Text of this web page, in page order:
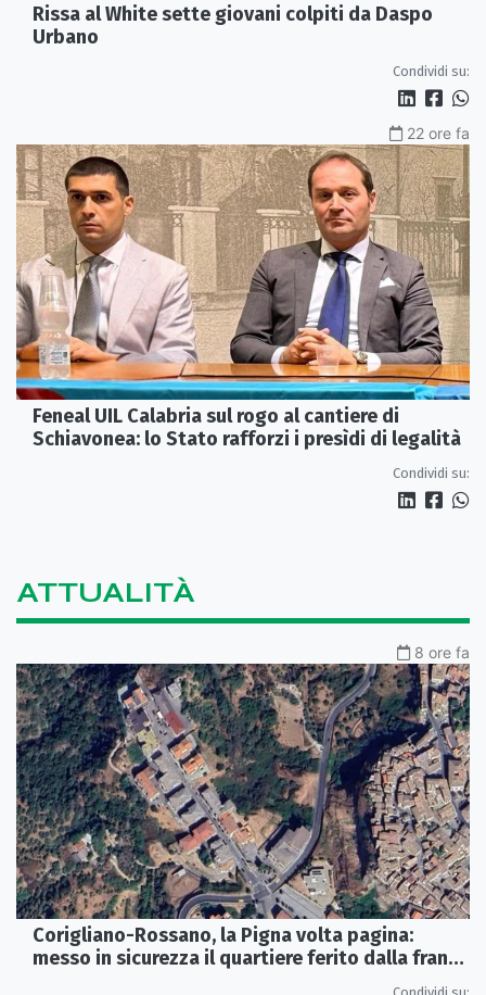
Rissa al White sette giovani colpiti da Daspo
Urbano
Condividi su:
22 ore fa
Feneal UIL Calabria sul rogo al cantiere di
Schiavonea: lo Stato rafforzi i presìdi di legalità
Condividi su:
ATTUALITÀ
8 ore fa
Corigliano-Rossano, la Pigna volta pagina:
messo in sicurezza il quartiere ferito dalla frana